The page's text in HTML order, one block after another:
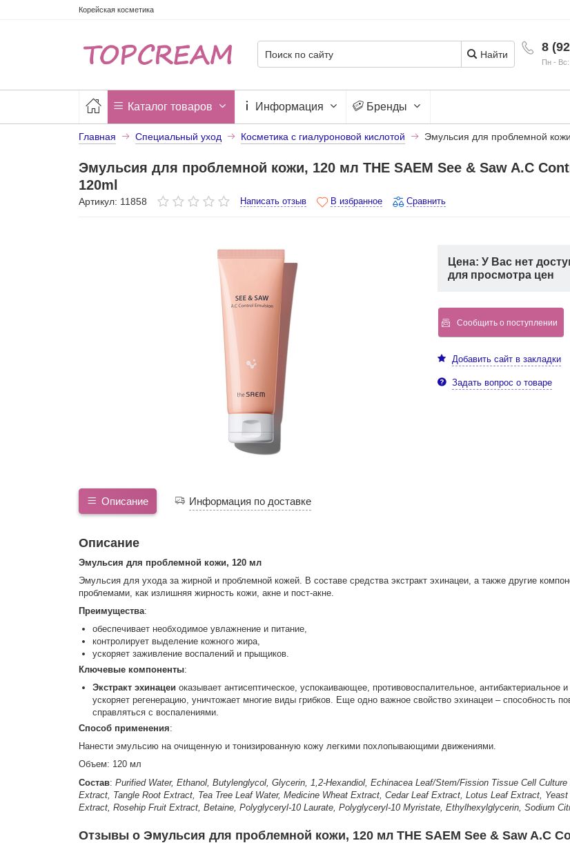
Корейская косметика
8
Пн - Вс:
Найти
Каталог товаров Информация Бренды
Главная Специальный уход Косметика с гиалуроновой кислотой Эмульсия для проблемной
Эмульсия для проблемной кожи, 120 мл THE SAEM See & Saw A.C
120ml
Артикул: 11858 Написать отзыв В избранное Сравнить
Цена: У Вас нет
для просмотра цен
Сообщить о поступлении
Добавить сайт в закладки
Задать вопрос о товаре
Описание Информация по доставке
Описание
Эмульсия для проблемной кожи, 120 мл
Эмульсия для ухода за жирной и проблемной кожей. В составе средства экстракт эхинацеи, а также другие
проблемами, как излишняя жирность кожи, акне и пост-акне.
Преимущества:
обеспечивает необходимое увлажнение и питание,
контролирует выделение кожного жира,
ускоряет заживление воспалений и прыщиков.
Ключевые компоненты:
Экстракт эхинацеи оказывает антисептическое, успокаивающее, противовоспалительное,
ускоряет регенерацию, уничтожает многие виды грибков. Еще одно важное свойство эхинацеи – способность
справляться с воспалениями.
Способ применения:
Нанести эмульсию на очищенную и тонизированную кожу легкими похлопывающими движениями.
Объем: 120 мл
Состав: Purified Water, Ethanol, Butylenglycol, Glycerin, 1,2-Hexandiol, Echinacea Leaf/Stem/Fission Tissue Cell
Extract, Tangle Root Extract, Tea Tree Leaf Water, Medicine Wheat Extract, Cedar Leaf Extract, Lotus Leaf Extract,
Extract, Rosehip Fruit Extract, Betaine, Polyglyceryl-10 Laurate, Polyglyceryl-10 Myristate, Ethylhexylglycerin, Sodium
Отзывы о Эмульсия для проблемной кожи, 120 мл THE SAEM See & Saw A.C